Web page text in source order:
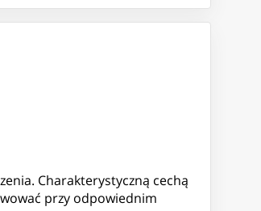
Charakterystyczną cechą
przy odpowiednim